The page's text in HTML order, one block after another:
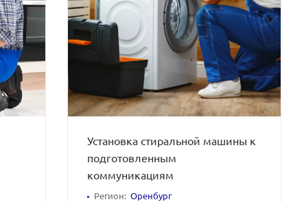
Установка стиральной машины к
подготовленным
коммуникациям
Регион: Оренбург